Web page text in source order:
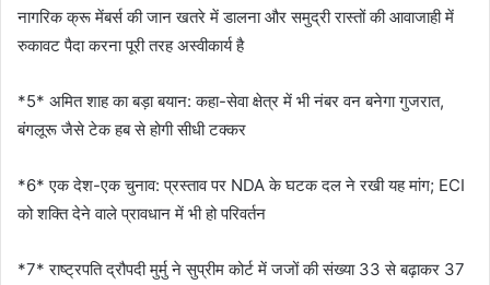
नागरिक क्रू मेंबर्स की जान खतरे में डालना और समुद्री रास्तों की आवाजाही में
रुकावट पैदा करना पूरी तरह अस्वीकार्य है
*5* अमित शाह का बड़ा बयान: कहा-सेवा क्षेत्र में भी नंबर वन बनेगा गुजरात,
बंगलूरू जैसे टेक हब से होगी सीधी टक्कर
*6* एक देश-एक चुनाव: प्रस्ताव पर NDA के घटक दल ने रखी यह मांग; ECI
को शक्ति देने वाले प्रावधान में भी हो परिवर्तन
*7* राष्ट्रपति द्रौपदी मुर्मु ने सुप्रीम कोर्ट में जजों की संख्या 33 से बढ़ाकर 37